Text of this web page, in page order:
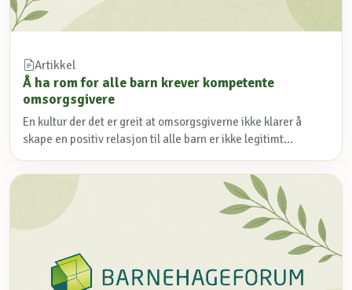
Artikkel
Å ha rom for alle barn krever kompetente
omsorgsgivere
En kultur der det er greit at omsorgsgiverne ikke klarer å
skape en positiv relasjon til alle barn er ikke legitimt...